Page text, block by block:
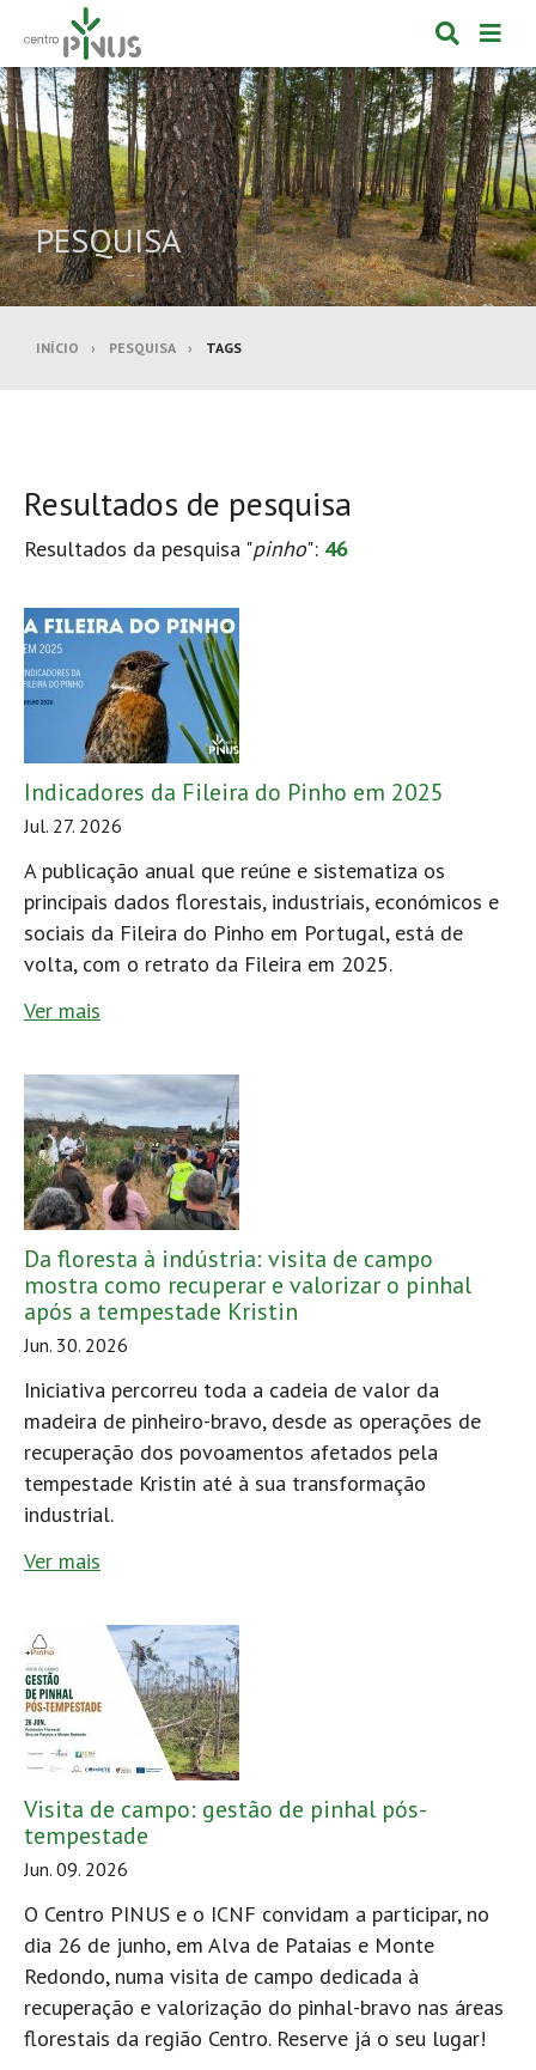
Alternar
de
de
PESQUISA
INÍCIO PESQUISA TAGS
Resultados de pesquisa
Resultados da pesquisa "pinho": 46
Indicadores da Fileira do Pinho em 2025
Jul. 27. 2026
A publicação anual que reúne e sistematiza os
principais dados florestais, industriais, económicos e
sociais da Fileira do Pinho em Portugal, está de
volta, com o retrato da Fileira em 2025.
Ver mais
Da floresta à indústria: visita de campo
mostra como recuperar e valorizar o pinhal
após a tempestade Kristin
Jun. 30. 2026
Iniciativa percorreu toda a cadeia de valor da
madeira de pinheiro-bravo, desde as operações de
recuperação dos povoamentos afetados pela
tempestade Kristin até à sua transformação
industrial.
Ver mais
Visita de campo: gestão de pinhal pós-
tempestade
Jun. 09. 2026
O Centro PINUS e o ICNF convidam a participar, no
dia 26 de junho, em Alva de Pataias e Monte
Redondo, numa visita de campo dedicada à
recuperação e valorização do pinhal-bravo nas áreas
florestais da região Centro. Reserve já o seu lugar!